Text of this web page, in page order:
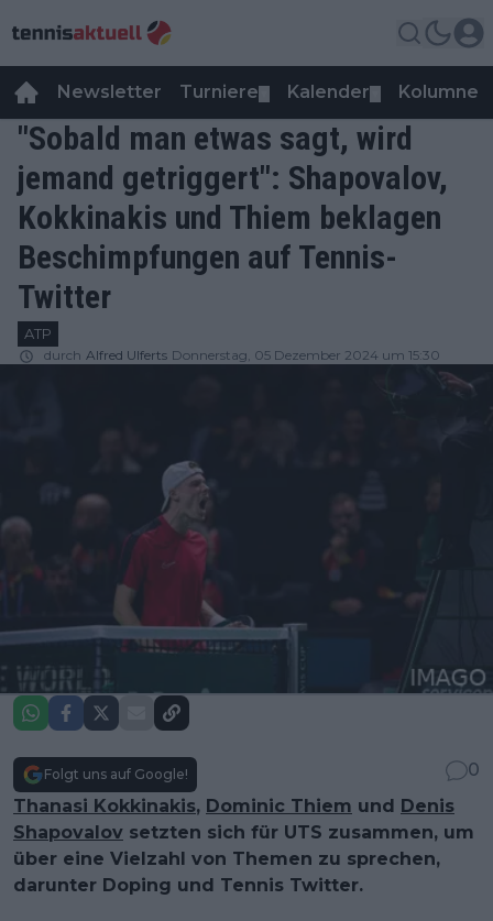
Newsletter Turniere Kalender Kolumnen
"Sobald man etwas sagt, wird
jemand getriggert": Shapovalov,
Kokkinakis und Thiem beklagen
Beschimpfungen auf Tennis-
Twitter
ATP
durch Alfred Ulferts Donnerstag, 05 Dezember 2024 um 15:30
Folgt uns auf Google!
0
Thanasi Kokkinakis, Dominic Thiem und Denis
Shapovalov setzten sich für UTS zusammen, um
über eine Vielzahl von Themen zu sprechen,
darunter Doping und Tennis Twitter.